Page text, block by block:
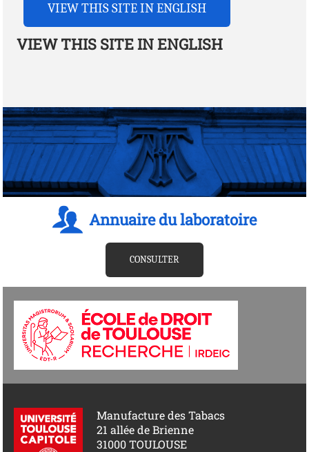
VIEW THIS SITE IN ENGLISH
VIEW THIS SITE IN ENGLISH
Annuaire du laboratoire
CONSULTER
Manufacture des Tabacs
21 allée de Brienne
31000 TOULOUSE